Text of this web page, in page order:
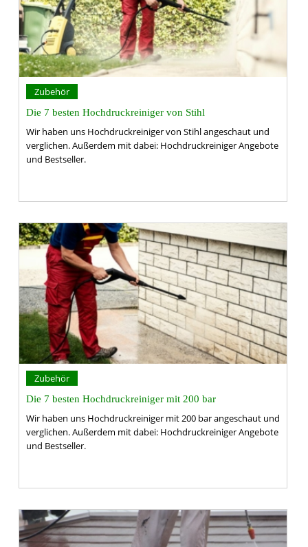
Zubehör
Die 7 besten Hochdruckreiniger von Stihl
Wir haben uns Hochdruckreiniger von Stihl angeschaut und
verglichen. Außerdem mit dabei: Hochdruckreiniger Angebote
und Bestseller.
Zubehör
Die 7 besten Hochdruckreiniger mit 200 bar
Wir haben uns Hochdruckreiniger mit 200 bar angeschaut und
verglichen. Außerdem mit dabei: Hochdruckreiniger Angebote
und Bestseller.